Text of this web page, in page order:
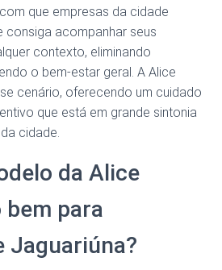
que empresas da cidade
consiga acompanhar seus
contexto, eliminando
o bem-estar geral. A Alice
cenário, oferecendo um cuidado
que está em grande sintonia
cidade.
da Alice
para
Jaguariúna?